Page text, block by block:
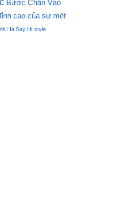
Bước Chân Vào
cao của sự mệt
Hà Say Hi style